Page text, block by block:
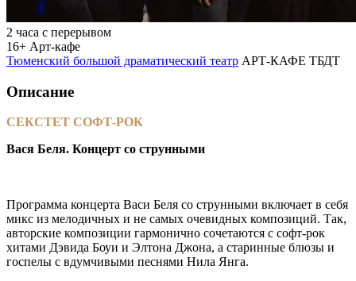
2 часа с перерывом
16+ Арт-кафе
Тюменский большой драматический театр АРТ-КАФЕ ТБДТ
Описание
СЕКСТЕТ СОФТ-РОК
Вася Беля. Концерт со струнными
Программа концерта Васи Беля со струнными включает в себя
микс из мелодичных и не самых очевидных композиций. Так,
авторские композиции гармонично сочетаются с софт-рок
хитами Дэвида Боуи и Элтона Джона, а старинные блюзы и
госпелы с вдумчивыми песнями Нила Янга.